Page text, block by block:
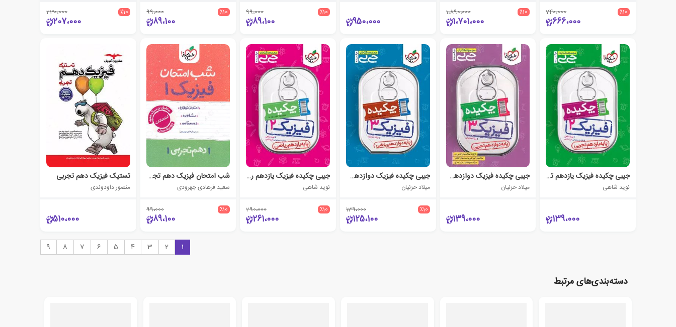
٪10 740،000
666،000
٪10 1،890،000
1،701،000 950،000
٪10 99،000
89،100
٪10 99،000
89،100
٪10 230،000
207،000
جیبی چکیده فیزیک یازدهم تجربی
نوید شاهی
139،000
جیبی چکیده فیزیک دوازدهم تجربی
میلاد حزنیان
139،000
جیبی چکیده فیزیک دوازدهم ریاضی
میلاد حزنیان
٪10 139،000
125،100
جیبی چکیده فیزیک یازدهم ریاضی
نوید شاهی
٪10 290،000
261،000
شب امتحان فیزیک دهم تجربی
سعید فرهادی جهرودی
٪10 99،000
89،100
تستیک فیزیک دهم تجربی
منصور داودوندی
510،000
1
2
3
4
5
6
7
8
9
دسته‌بندی‌های مرتبط